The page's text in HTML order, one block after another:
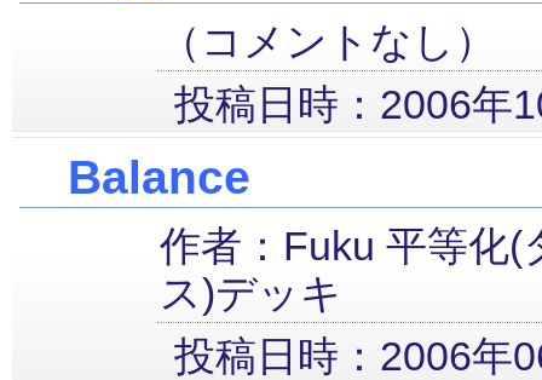
（コメントなし）
投稿日時：2006年
Balance
作者：Fuku 平等化(
ス)デッキ
投稿日時：2006年